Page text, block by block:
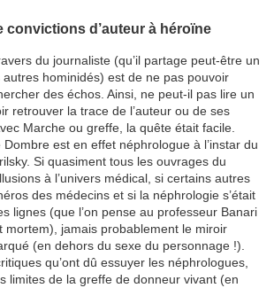
convictions d’auteur à héroïne
du journaliste (qu’il partage peut-être un
hominidés) est de ne pas pouvoir
des échos. Ainsi, ne peut-il pas lire un
retrouver la trace de l’auteur ou de ses
Marche ou greffe, la quête était facile.
Dombre est en effet néphrologue à l’instar du
Si quasiment tous les ouvrages du
à l’univers médical, si certains autres
des médecins et si la néphrologie s’était
lignes (que l’on pense au professeur Banari
mortem), jamais probablement le miroir
(en dehors du sexe du personnage !).
qu’ont dû essuyer les néphrologues,
limites de la greffe de donneur vivant (en